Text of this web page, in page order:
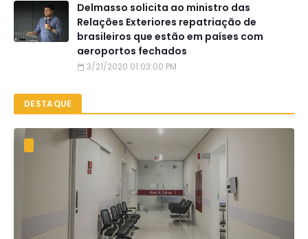
Delmasso solicita ao ministro das
Relações Exteriores repatriação de
brasileiros que estão em países com
aeroportos fechados
3/21/2020 01:03:00 PM
DESTAQUE